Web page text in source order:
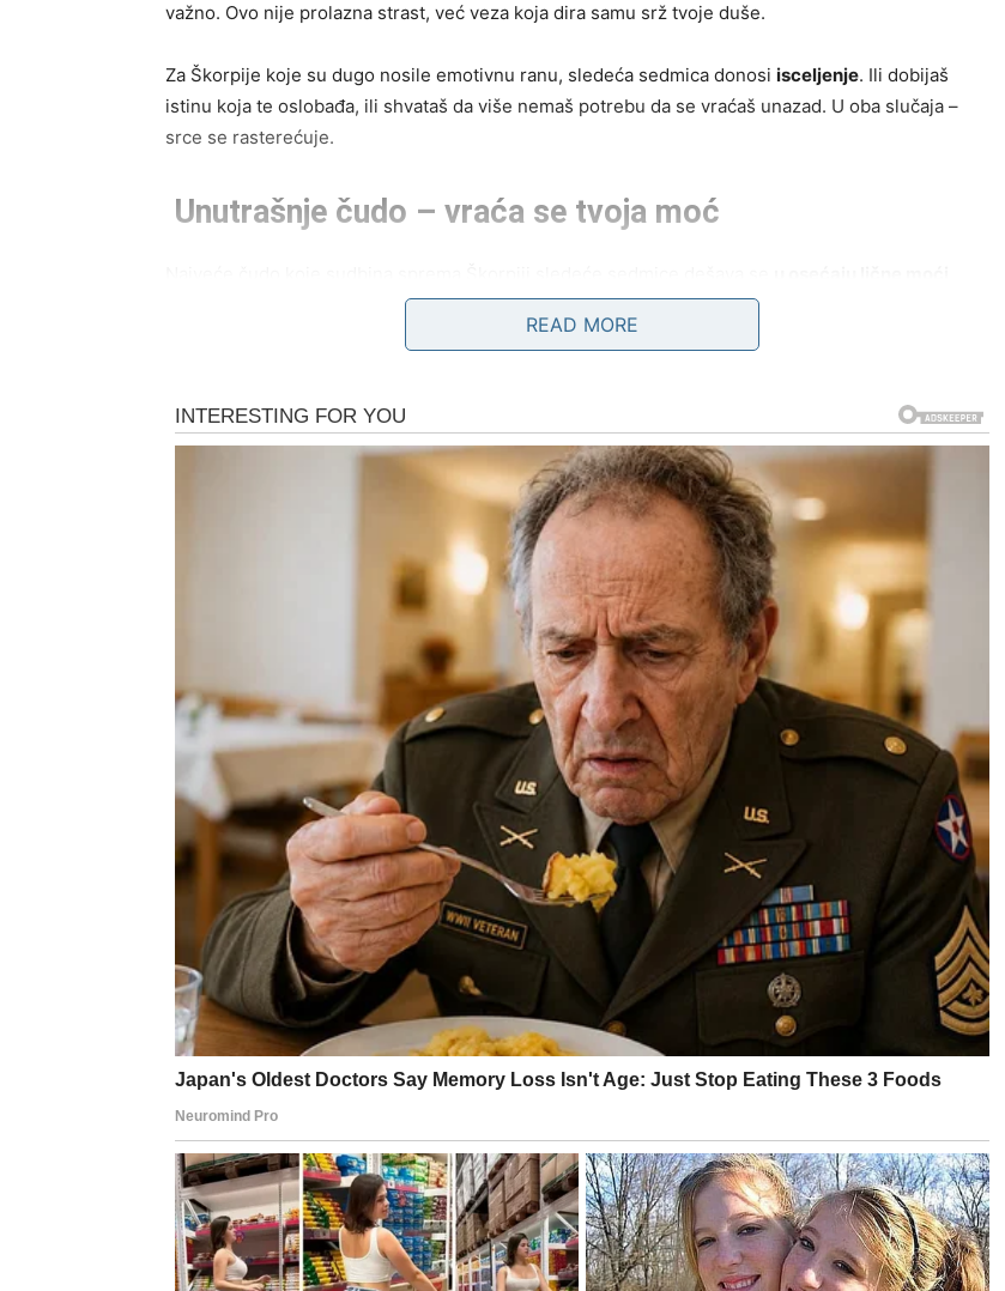
važno. Ovo nije prolazna strast, već veza koja dira samu srž tvoje duše.
Za Škorpije koje su dugo nosile emotivnu ranu, sledeća sedmica donosi isceljenje. Ili dobijaš
istinu koja te oslobađa, ili shvataš da više nemaš potrebu da se vraćaš unazad. U oba slučaja –
srce se rasterećuje.
Unutrašnje čudo – vraća se tvoja moć
Prestaješ da sumnjaš u svoje odluke. Prestaješ da preispituješ prošlost. Počinješ da veruješ sebi
trenutak kada shvataš da ništa što si izgubio nije bilo tvoje zauvek, a ono što dolazi – dolazi da
Posao, ciljevi i životni pravac – vrata se otvaraju posle
Na praktičnom planu, sledeća sedmica donosikonkretnu promenu
. Može to biti ponuda, priznanje,
završetak jednog procesa ili početak novog poglavlja. Nešto što je dugo bilo blokirano sada se
rešava – često brže nego što si očekivao.
Ako si osećao da se tvoj trud ne vidi, sada dolazi potvrda. Ako si razmišljao o promeni pravca,
sudbina ti daje jasan znak kuda da ideš. Više nema lutanja –put se otvara
Karmička poruka za Škorpiju
Sledeća sedmica nosi poruku:
Sve što si morao da izgubiš – oslobodilo je mesto za čudo.
Ništa nije bilo uzalud. Svaka suza, svaka tišina i svaka odluka koju si doneo iz bola sada dobija
smisao. Obrati pažnju na snove, intuiciju i snažne unutrašnje impulse – sudbina ti govori direktno.
READ MORE